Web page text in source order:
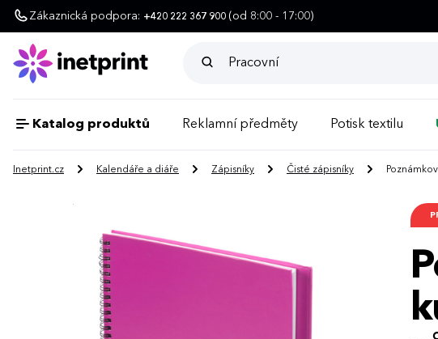
Zákaznická podpora: +420 222 367 900 (od 8:00 - 17:00)
Katalog produktů Reklamní předměty Potisk textilu
Inetprint.cz Kalendáře a diáře Zápisníky Čisté zápisníky